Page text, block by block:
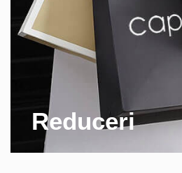
Reduceri